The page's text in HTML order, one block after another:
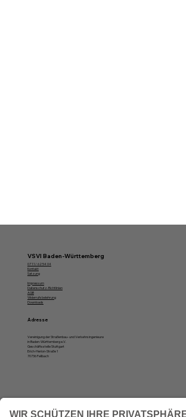
VSVI Baden-Württemberg
07 11/ 62 54 04
Kontakt
Satzung
Impressum
Datenschutz-Richtlinien
AGB
Widerrufsbelehrung
Downloads
Adresse
Vereinigung der Straßenbau- und Verkehrsingenieure
in Baden-Württemberg e.V.
Geschäftsstelle Stuttgart
Erich-Herion-Straße 1
70736 Fellbach